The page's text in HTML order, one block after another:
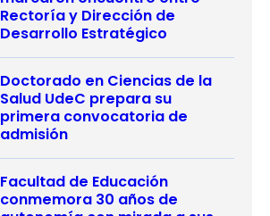
Rectoría y Dirección de
Desarrollo Estratégico
Doctorado en Ciencias de la
Salud UdeC prepara su
primera convocatoria de
admisión
Facultad de Educación
conmemora 30 años de